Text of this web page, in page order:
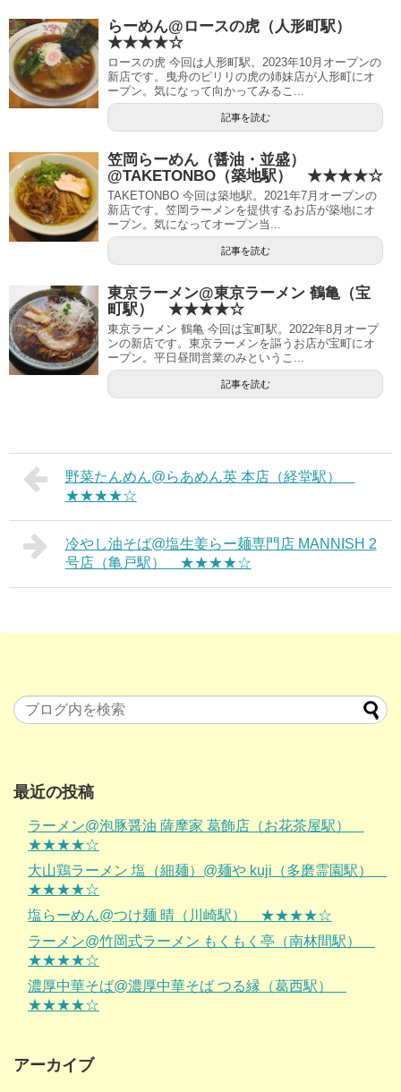
らーめん@ロースの虎（人形町駅）
★★★★☆
ロースの虎 今回は人形町駅。2023年10月オープンの
新店です。曳舟のピリリの虎の姉妹店が人形町にオ
ープン。気になって向かってみるこ...
記事を読む
笠岡らーめん（醤油・並盛）
@TAKETONBO（築地駅） ★★★★☆
TAKETONBO 今回は築地駅。2021年7月オープンの
新店です。笠岡ラーメンを提供するお店が築地にオ
ープン。気になってオープン当...
記事を読む
東京ラーメン@東京ラーメン 鶴亀（宝
町駅） ★★★★☆
東京ラーメン 鶴亀 今回は宝町駅。2022年8月オープ
ンの新店です。東京ラーメンを謳うお店が宝町にオ
ープン。平日昼間営業のみというこ...
記事を読む
野菜たんめん@らあめん英 本店（経堂駅）
★★★★☆
冷やし油そば@塩生姜らー麺専門店 MANNISH 2
号店（亀戸駅） ★★★★☆
最近の投稿
ラーメン@泡豚醤油 薩摩家 葛飾店（お花茶屋駅）
★★★★☆
大山鶏ラーメン 塩（細麺）@麺や kuji（多磨霊園駅）
★★★★☆
塩らーめん@つけ麺 晴（川崎駅） ★★★★☆
ラーメン@竹岡式ラーメン もくもく亭（南林間駅）
★★★★☆
濃厚中華そば@濃厚中華そば つる縁（葛西駅）
★★★★☆
アーカイブ